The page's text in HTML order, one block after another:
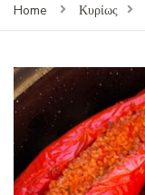
Home Κυρίως